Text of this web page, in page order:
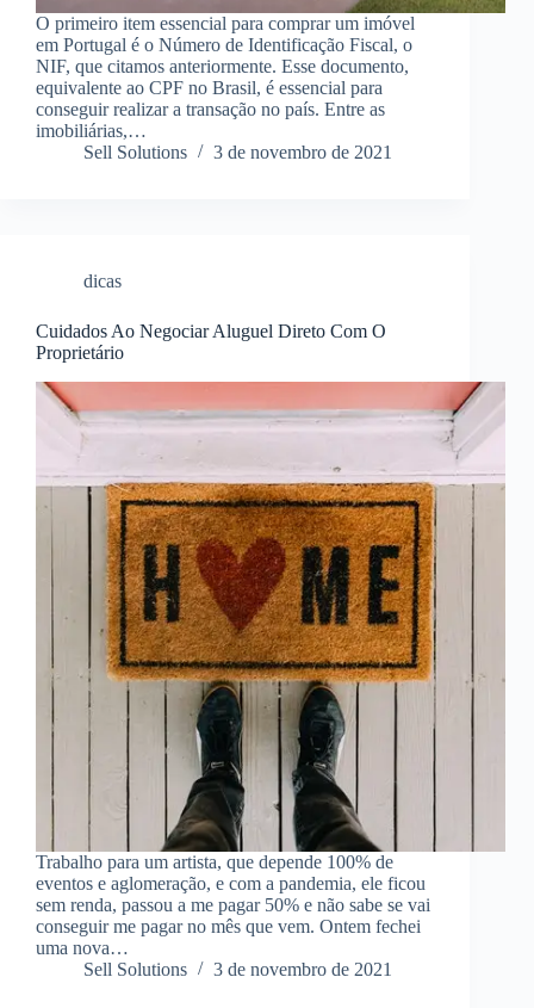
O primeiro item essencial para comprar um imóvel
em Portugal é o Número de Identificação Fiscal, o
NIF, que citamos anteriormente. Esse documento,
equivalente ao CPF no Brasil, é essencial para
conseguir realizar a transação no país. Entre as
imobiliárias,…
Sell Solutions
3 de novembro de 2021
dicas
Cuidados Ao Negociar Aluguel Direto Com O
Proprietário
Trabalho para um artista, que depende 100% de
eventos e aglomeração, e com a pandemia, ele ficou
sem renda, passou a me pagar 50% e não sabe se vai
conseguir me pagar no mês que vem. Ontem fechei
uma nova…
Sell Solutions
3 de novembro de 2021